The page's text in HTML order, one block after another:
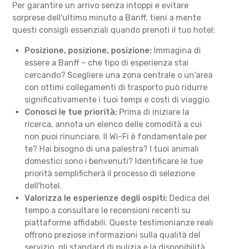
Per garantire un arrivo senza intoppi e evitare
sorprese dell'ultimo minuto a Banff, tieni a mente
questi consigli essenziali quando prenoti il tuo hotel:
Posizione, posizione, posizione: Immagina di
essere a Banff – che tipo di esperienza stai
cercando? Scegliere una zona centrale o un'area
con ottimi collegamenti di trasporto può ridurre
significativamente i tuoi tempi e costi di viaggio.
Conosci le tue priorità: Prima di iniziare la
ricerca, annota un elenco delle comodità a cui
non puoi rinunciare. Il Wi-Fi è fondamentale per
te? Hai bisogno di una palestra? I tuoi animali
domestici sono i benvenuti? Identificare le tue
priorità semplificherà il processo di selezione
dell'hotel.
Valorizza le esperienze degli ospiti: Dedica del
tempo a consultare le recensioni recenti su
piattaforme affidabili. Queste testimonianze reali
offrono preziose informazioni sulla qualità del